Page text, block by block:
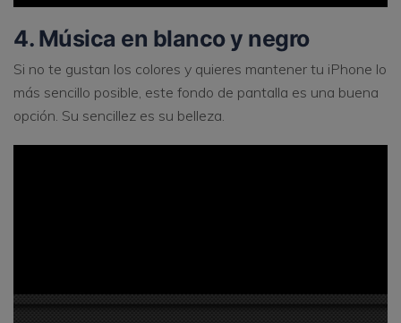
4. Música en blanco y negro
Si no te gustan los colores y quieres mantener tu iPhone lo
más sencillo posible, este fondo de pantalla es una buena
opción. Su sencillez es su belleza.